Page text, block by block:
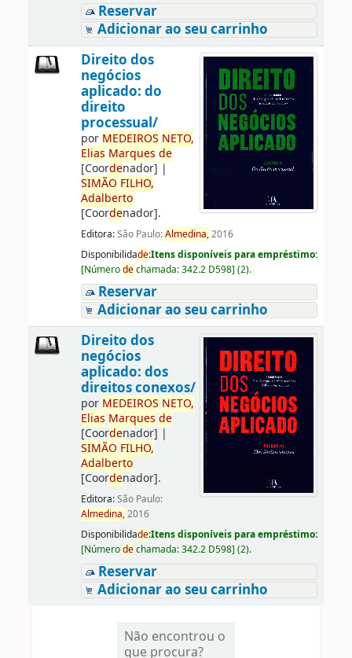
Reservar
Adicionar ao seu carrinho
Direito dos
negócios
aplicado: do
direito
processual/
por MEDEIROS NETO,
Elias Marques de
[Coordenador] |
SIMÃO FILHO,
Adalberto
[Coordenador].
Editora:São Paulo:Almedina,2016
Disponibilidade:Itens disponíveis para empréstimo:
[Númerodechamada:342.2 D598] (2).
Reservar
Adicionar ao seu carrinho
Direito dos
negócios
aplicado: dos
direitos conexos/
por MEDEIROS NETO,
Elias Marques de
[Coordenador] |
SIMÃO FILHO,
Adalberto
[Coordenador].
Editora:São Paulo:
Almedina,2016
Disponibilidade:Itens disponíveis para empréstimo:
[Númerodechamada:342.2 D598] (2).
Reservar
Adicionar ao seu carrinho
Não encontrou o
que procura?